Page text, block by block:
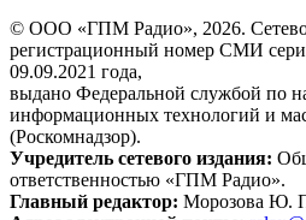
© ООО «ГПМ Радио», 2026.
регистрационный номер СМИ
09.09.2021 года,
выдано Федеральной службой по
информационных технологий и
(Роскомнадзор).
Учредитель сетевого издания:
ответственностью «ГПМ Радио».
Главный редактор: Морозова Ю.